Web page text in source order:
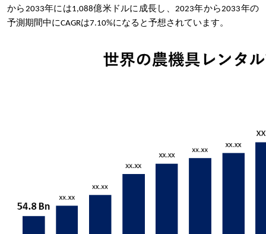
から2033年には1,088億米ドルに成長し、2023年から2033年の
予測期間中にCAGRは7.10%になると予想されています。